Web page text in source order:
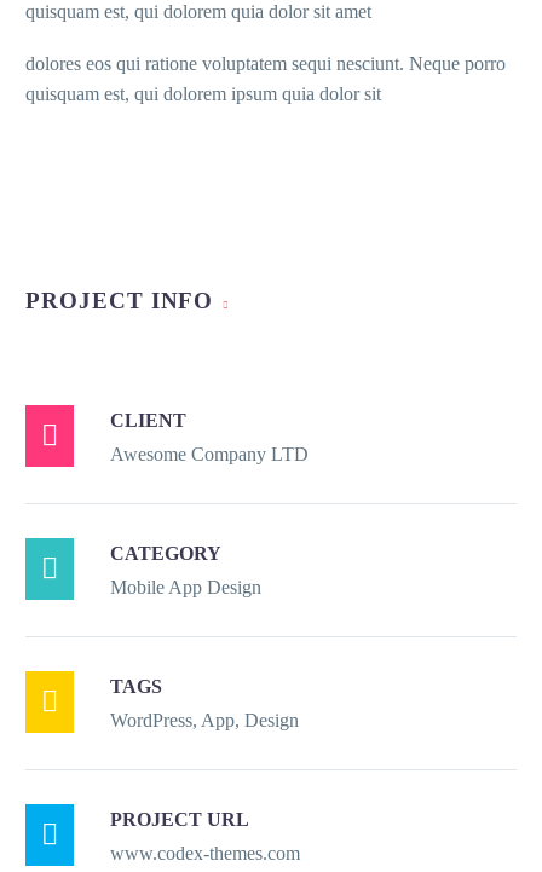
quisquam est, qui dolorem quia dolor sit amet
dolores eos qui ratione voluptatem sequi nesciunt. Neque porro
quisquam est, qui dolorem ipsum quia dolor sit
PROJECT INFO

CLIENT
Awesome Company LTD

CATEGORY
Mobile App Design

TAGS
WordPress, App, Design

PROJECT URL
www.codex-themes.com